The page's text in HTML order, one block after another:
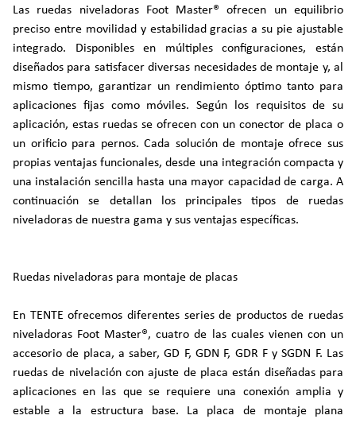
Las ruedas niveladoras Foot Master® ofrecen un equilibrio
preciso entre movilidad y estabilidad gracias a su pie ajustable
integrado. Disponibles en múltiples configuraciones, están
diseñados para satisfacer diversas necesidades de montaje y, al
mismo tiempo, garantizar un rendimiento óptimo tanto para
aplicaciones fijas como móviles. Según los requisitos de su
aplicación, estas ruedas se ofrecen con un conector de placa o
un orificio para pernos. Cada solución de montaje ofrece sus
propias ventajas funcionales, desde una integración compacta y
una instalación sencilla hasta una mayor capacidad de carga. A
continuación se detallan los principales tipos de ruedas
niveladoras de nuestra gama y sus ventajas específicas.
Ruedas niveladoras para montaje de placas
En TENTE ofrecemos diferentes series de productos de ruedas
niveladoras Foot Master®, cuatro de las cuales vienen con un
accesorio de placa, a saber, GD F, GDN F, GDR F y SGDN F. Las
ruedas de nivelación con ajuste de placa están diseñadas para
aplicaciones en las que se requiere una conexión amplia y
estable a la estructura base. La placa de montaje plana